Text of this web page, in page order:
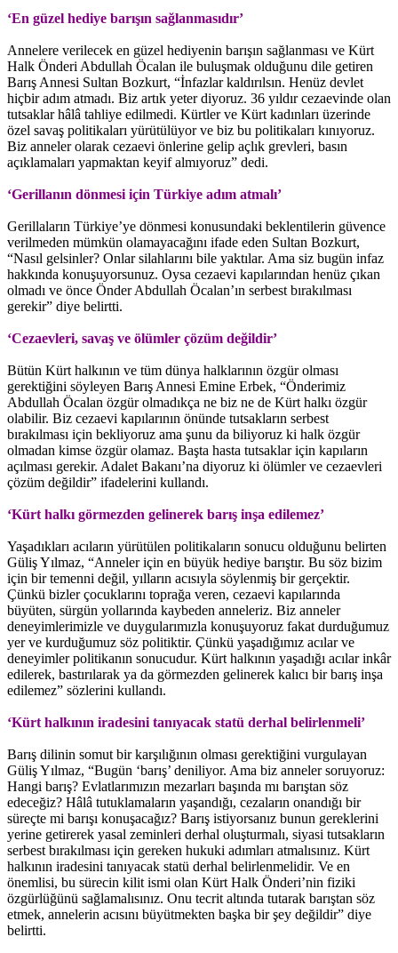
‘En güzel hediye barışın sağlanmasıdır’
Annelere verilecek en güzel hediyenin barışın sağlanması ve Kürt
Halk Önderi Abdullah Öcalan ile buluşmak olduğunu dile getiren
Barış Annesi Sultan Bozkurt, “İnfazlar kaldırılsın. Henüz devlet
hiçbir adım atmadı. Biz artık yeter diyoruz. 36 yıldır cezaevinde olan
tutsaklar hâlâ tahliye edilmedi. Kürtler ve Kürt kadınları üzerinde
özel savaş politikaları yürütülüyor ve biz bu politikaları kınıyoruz.
Biz anneler olarak cezaevi önlerine gelip açlık grevleri, basın
açıklamaları yapmaktan keyif almıyoruz” dedi.
‘Gerillanın dönmesi için Türkiye adım atmalı’
Gerillaların Türkiye’ye dönmesi konusundaki beklentilerin güvence
verilmeden mümkün olamayacağını ifade eden Sultan Bozkurt,
“Nasıl gelsinler? Onlar silahlarını bile yaktılar. Ama siz bugün infaz
hakkında konuşuyorsunuz. Oysa cezaevi kapılarından henüz çıkan
olmadı ve önce Önder Abdullah Öcalan’ın serbest bırakılması
gerekir” diye belirtti.
‘Cezaevleri, savaş ve ölümler çözüm değildir’
Bütün Kürt halkının ve tüm dünya halklarının özgür olması
gerektiğini söyleyen Barış Annesi Emine Erbek, “Önderimiz
Abdullah Öcalan özgür olmadıkça ne biz ne de Kürt halkı özgür
olabilir. Biz cezaevi kapılarının önünde tutsakların serbest
bırakılması için bekliyoruz ama şunu da biliyoruz ki halk özgür
olmadan kimse özgür olamaz. Başta hasta tutsaklar için kapıların
açılması gerekir. Adalet Bakanı’na diyoruz ki ölümler ve cezaevleri
çözüm değildir” ifadelerini kullandı.
‘Kürt halkı görmezden gelinerek barış inşa edilemez’
Yaşadıkları acıların yürütülen politikaların sonucu olduğunu belirten
Güliş Yılmaz, “Anneler için en büyük hediye barıştır. Bu söz bizim
için bir temenni değil, yılların acısıyla söylenmiş bir gerçektir.
Çünkü bizler çocuklarını toprağa veren, cezaevi kapılarında
büyüten, sürgün yollarında kaybeden anneleriz. Biz anneler
deneyimlerimizle ve duygularımızla konuşuyoruz fakat durduğumuz
yer ve kurduğumuz söz politiktir. Çünkü yaşadığımız acılar ve
deneyimler politikanın sonucudur. Kürt halkının yaşadığı acılar inkâr
edilerek, bastırılarak ya da görmezden gelinerek kalıcı bir barış inşa
edilemez” sözlerini kullandı.
‘Kürt halkının iradesini tanıyacak statü derhal belirlenmeli’
Barış dilinin somut bir karşılığının olması gerektiğini vurgulayan
Güliş Yılmaz, “Bugün ‘barış’ deniliyor. Ama biz anneler soruyoruz:
Hangi barış? Evlatlarımızın mezarları başında mı barıştan söz
edeceğiz? Hâlâ tutuklamaların yaşandığı, cezaların onandığı bir
süreçte mi barışı konuşacağız? Barış istiyorsanız bunun gereklerini
yerine getirerek yasal zeminleri derhal oluşturmalı, siyasi tutsakların
serbest bırakılması için gereken hukuki adımları atmalısınız. Kürt
halkının iradesini tanıyacak statü derhal belirlenmelidir. Ve en
önemlisi, bu sürecin kilit ismi olan Kürt Halk Önderi’nin fiziki
özgürlüğünü sağlamalısınız. Onu tecrit altında tutarak barıştan söz
etmek, annelerin acısını büyütmekten başka bir şey değildir” diye
belirtti.